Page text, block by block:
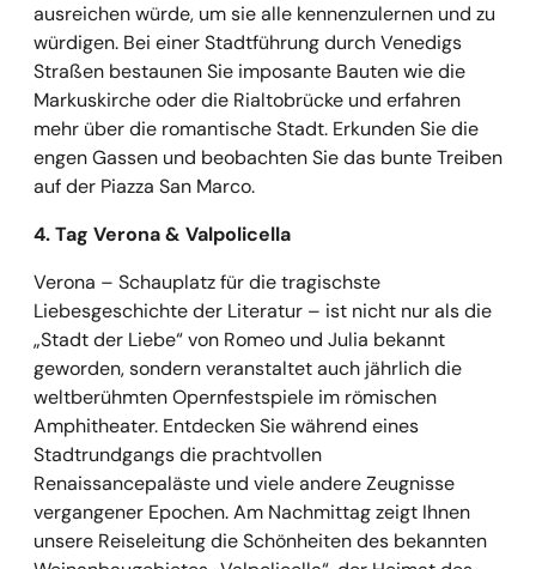
ausreichen würde, um sie alle kennenzulernen und zu
würdigen. Bei einer Stadtführung durch Venedigs
Straßen bestaunen Sie imposante Bauten wie die
Markuskirche oder die Rialtobrücke und erfahren
mehr über die romantische Stadt. Erkunden Sie die
engen Gassen und beobachten Sie das bunte Treiben
auf der Piazza San Marco.
4. Tag Verona & Valpolicella
Verona – Schauplatz für die tragischste
Liebesgeschichte der Literatur – ist nicht nur als die
„Stadt der Liebe“ von Romeo und Julia bekannt
geworden, sondern veranstaltet auch jährlich die
weltberühmten Opernfestspiele im römischen
Amphitheater. Entdecken Sie während eines
Stadtrundgangs die prachtvollen
Renaissancepaläste und viele andere Zeugnisse
vergangener Epochen. Am Nachmittag zeigt Ihnen
unsere Reiseleitung die Schönheiten des bekannten